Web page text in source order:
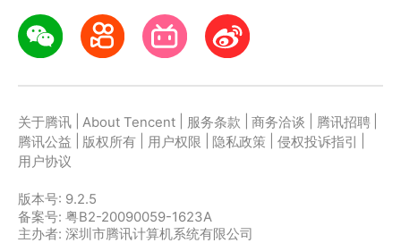
关于腾讯 About Tencent 服务条款 商务洽谈 腾讯招聘
腾讯公益
版权所有 用户权限 隐私政策 侵权投诉指引
用户协议
版本号: 9.2.5
备案号: 粤B2-20090059-1623A
主办者: 深圳市腾讯计算机系统有限公司